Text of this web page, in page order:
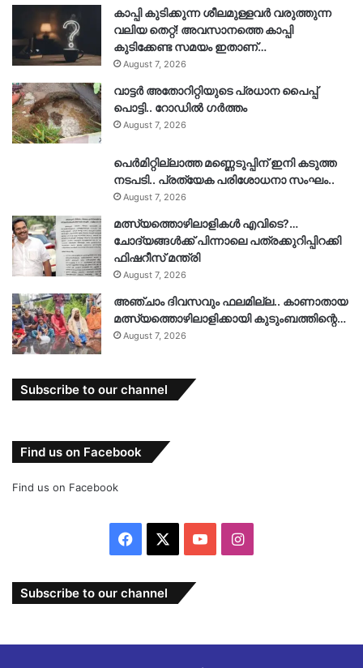
കാപ്പി കുടിക്കുന്ന ശീലമുള്ളവർ വരുത്തുന്ന
വലിയ തെറ്റ്! അവസാനത്തെ കാപ്പി
കുടിക്കേണ്ട സമയം ഇതാണ്…
August 7, 2026
വാട്ടർ അതോറിറ്റിയുടെ പ്രധാന പൈപ്പ്
പൊട്ടി.. റോഡിൽ ഗർത്തം
August 7, 2026
പെർമിറ്റില്ലാത്ത മണ്ണെടുപ്പിന് ഇനി കടുത്ത
നടപടി.. പ്രത്യേക പരിശോധനാ സംഘം..
August 7, 2026
മത്സ്യത്തൊഴിലാളികൾ എവിടെ?…
ചോദ്യങ്ങൾക്ക് പിന്നാലെ പത്രക്കുറിപ്പിറക്കി
ഫിഷറീസ് മന്ത്രി
August 7, 2026
അഞ്ചാം ദിവസവും ഫലമില്ല.. കാണാതായ
മത്സ്യത്തൊഴിലാളിക്കായി കുടുംബത്തിന്റെ…
August 7, 2026
Subscribe to our channel
Find us on Facebook
Find us on Facebook
Facebook YouTubeInstagram
Subscribe to our channel